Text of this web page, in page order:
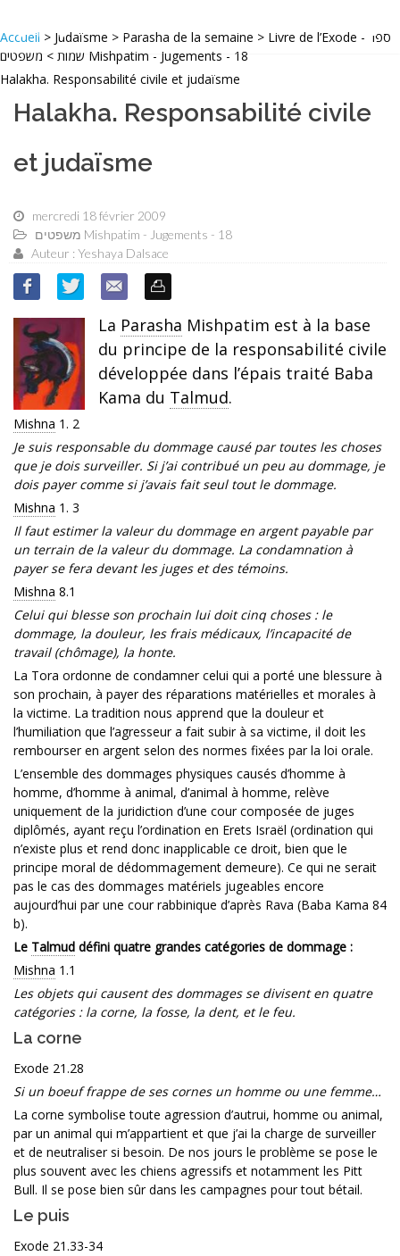
Accueil > Judaïsme > Parasha de la semaine > Livre de l’Exode - ספר
שמות > משפטים Mishpatim - Jugements - 18
Halakha. Responsabilité civile et judaïsme
Halakha. Responsabilité civile
et judaïsme
mercredi 18 février 2009
משפטים Mishpatim - Jugements - 18
Auteur : Yeshaya Dalsace
La Parasha Mishpatim est à la base
du principe de la responsabilité civile
développée dans l’épais traité Baba
Kama du Talmud.
Mishna 1. 2
Je suis responsable du dommage causé par toutes les choses
que je dois surveiller. Si j’ai contribué un peu au dommage, je
dois payer comme si j’avais fait seul tout le dommage.
Mishna 1. 3
Il faut estimer la valeur du dommage en argent payable par
un terrain de la valeur du dommage. La condamnation à
payer se fera devant les juges et des témoins.
Mishna 8.1
Celui qui blesse son prochain lui doit cinq choses : le
dommage, la douleur, les frais médicaux, l’incapacité de
travail (chômage), la honte.
La Tora ordonne de condamner celui qui a porté une blessure à
son prochain, à payer des réparations matérielles et morales à
la victime. La tradition nous apprend que la douleur et
l’humiliation que l’agresseur a fait subir à sa victime, il doit les
rembourser en argent selon des normes fixées par la loi orale.
L’ensemble des dommages physiques causés d’homme à
homme, d’homme à animal, d’animal à homme, relève
uniquement de la juridiction d’une cour composée de juges
diplômés, ayant reçu l’ordination en Erets Israël (ordination qui
n’existe plus et rend donc inapplicable ce droit, bien que le
principe moral de dédommagement demeure). Ce qui ne serait
pas le cas des dommages matériels jugeables encore
aujourd’hui par une cour rabbinique d’après Rava (Baba Kama 84
b).
Le Talmud défini quatre grandes catégories de dommage :
Mishna 1.1
Les objets qui causent des dommages se divisent en quatre
catégories : la corne, la fosse, la dent, et le feu.
La corne
Exode 21.28
Si un boeuf frappe de ses cornes un homme ou une femme…
La corne symbolise toute agression d’autrui, homme ou animal,
par un animal qui m’appartient et que j’ai la charge de surveiller
et de neutraliser si besoin. De nos jours le problème se pose le
plus souvent avec les chiens agressifs et notamment les Pitt
Bull. Il se pose bien sûr dans les campagnes pour tout bétail.
Le puis
Exode 21.33-34